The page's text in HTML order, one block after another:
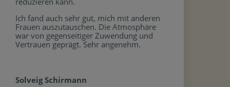
Ich fand auch sehr gut, mich mit anderen
Frauen auszutauschen. Die Atmosphäre
war von gegenseitiger Zuwendung und
Vertrauen geprägt. Sehr angenehm.
Solveig Schirmann